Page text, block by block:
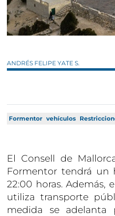
ANDRÉS FELIPE YATE S.
Formentor vehículos
El Consell de
Formentor tendrá un
22:00 horas. Además,
utiliza transporte
medida se